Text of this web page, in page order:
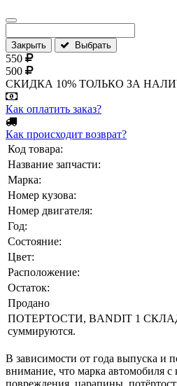
Закрыть Выбрать
550
500
СКИДКА 10% ТОЛЬКО ЗА
Как оплатить заказ?
Как происходит возврат?
Код товара:
Название запчасти:
Марка:
Номер кузова:
Номер двигателя:
Год:
Состояние:
Цвет:
Расположение:
Остаток:
Продано
ПОТЕРТОСТИ, BANDIT 1
суммируются.
В зависимости от года выпуска и
внимание, что марка автомобиля с
повреждения, царапины,